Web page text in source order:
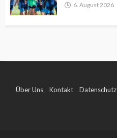
6. August 2026
Über Uns Kontakt Datenschutz